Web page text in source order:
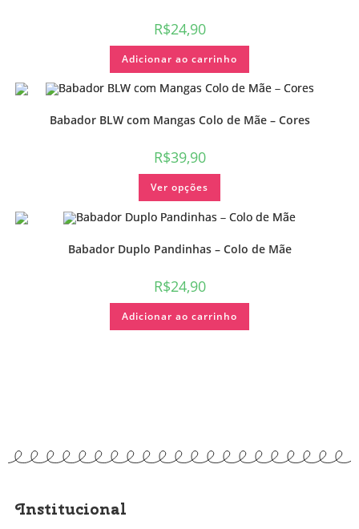
R$24,90
Adicionar ao carrinho
Babador BLW com Mangas Colo de Mãe – Cores
R$39,90
Ver opções
Babador Duplo Pandinhas – Colo de Mãe
R$24,90
Adicionar ao carrinho
Institucional